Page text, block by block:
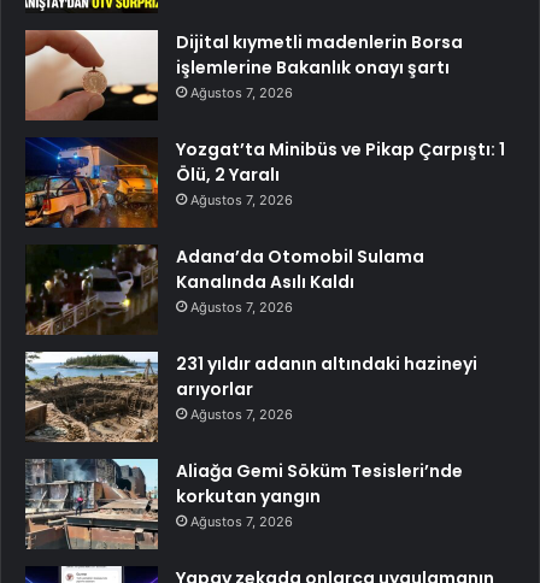
Dijital kıymetli madenlerin Borsa
işlemlerine Bakanlık onayı şartı
Ağustos 7, 2026
Yozgat’ta Minibüs ve Pikap Çarpıştı: 1
Ölü, 2 Yaralı
Ağustos 7, 2026
Adana’da Otomobil Sulama
Kanalında Asılı Kaldı
Ağustos 7, 2026
231 yıldır adanın altındaki hazineyi
arıyorlar
Ağustos 7, 2026
Aliağa Gemi Söküm Tesisleri’nde
korkutan yangın
Ağustos 7, 2026
Yapay zekada onlarca uygulamanın